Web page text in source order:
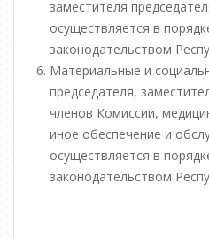
заместителя
осуществляется в
законодательством
Материальные и
председателя,
членов Комиссии,
иное обеспечение и
осуществляется в
законодательством